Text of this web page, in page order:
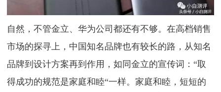
自然，不管金立、华为公司都还有不够。在高档销售
市场的探寻上，中国知名品牌也有较长的路，从知名
品牌到设计方案再到作用，如同金立的宣传词：“取
得成功的规范是家庭和睦“一样。家庭和睦，短短的